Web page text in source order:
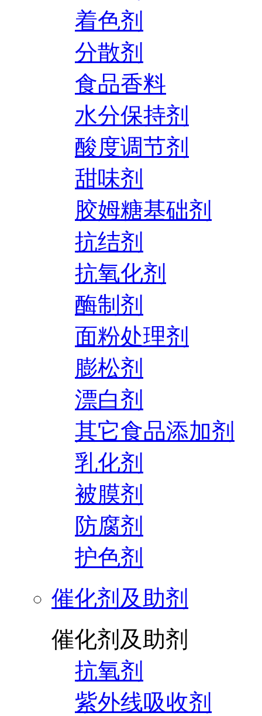
着色剂
分散剂
食品香料
水分保持剂
酸度调节剂
甜味剂
胶姆糖基础剂
抗结剂
抗氧化剂
酶制剂
面粉处理剂
膨松剂
漂白剂
其它食品添加剂
乳化剂
被膜剂
防腐剂
护色剂
催化剂及助剂
催化剂及助剂
抗氧剂
紫外线吸收剂